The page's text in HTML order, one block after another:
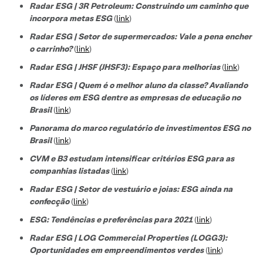
Radar ESG | 3R Petroleum: Construindo um caminho que
incorpora metas ESG(link)
Radar ESG | Setor de supermercados: Vale a pena encher
o carrinho?(link)
Radar ESG | JHSF (JHSF3): Espaço para melhorias(link)
Radar ESG | Quem é o melhor aluno da classe? Avaliando
os líderes em ESG dentre as empresas de educação no
Brasil(link)
Panorama do marco regulatório de investimentos ESG no
Brasil(link)
CVM e B3 estudam intensificar critérios ESG para as
companhias listadas(link)
Radar ESG | Setor de vestuário e joias: ESG ainda na
confecção(link)
ESG: Tendências e preferências para 2021(link)
Radar ESG | LOG Commercial Properties (LOGG3):
Oportunidades em empreendimentos verdes(link)